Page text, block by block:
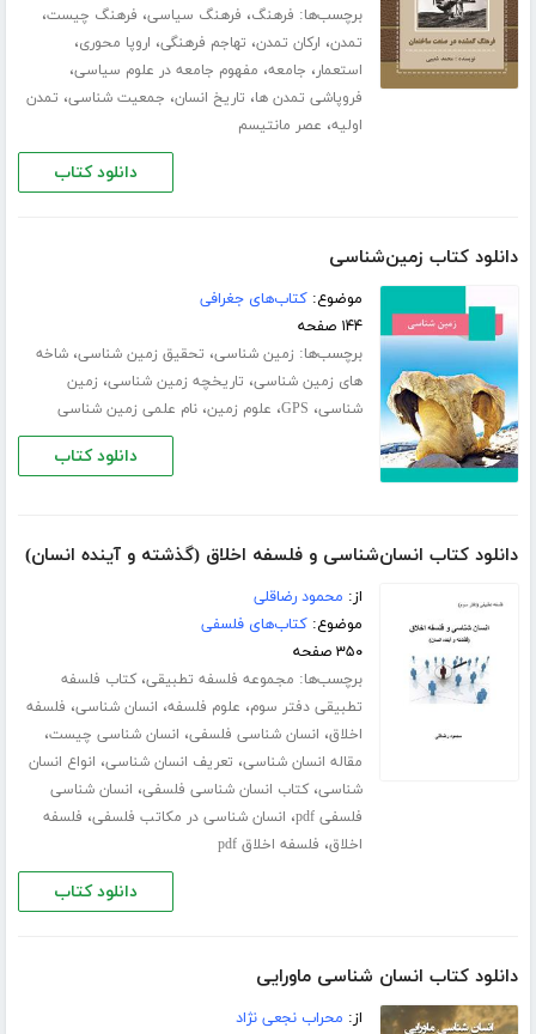
برچسب‌ها: فرهنگ، فرهنگ سیاسی، فرهنگ چیست،
تمدن، ارکان تمدن، تهاجم فرهنگی، اروپا محوری،
استعمار، جامعه، مفهوم جامعه در علوم سیاسی،
فروپاشی تمدن ها، تاریخ انسان، جمعیت شناسی، تمدن
اولیه، عصر مانتیسم
دانلود کتاب
دانلود کتاب زمین‌شناسی
موضوع:کتاب‌های جغرافی
۱۴۴ صفحه
برچسب‌ها: زمین شناسی، تحقیق زمین شناسی،شاخه
های زمین شناسی، تاریخچه زمین شناسی، زمین
شناسی، GPS، علوم زمین،نام علمی زمین شناسی
دانلود کتاب
دانلود کتاب انسان‌شناسی و فلسفه اخلاق (گذشته و آینده انسان)
از: محمود رضاقلی
موضوع:کتاب‌های فلسفی
۳۵۰ صفحه
برچسب‌ها: مجموعه فلسفه تطبیقی،کتاب فلسفه
تطبیقی دفتر سوم، علوم فلسفه، انسان شناسی، فلسفه
اخلاق، انسان شناسی فلسفی، انسان شناسی چیست،
مقاله انسان شناسی، تعریف انسان شناسی، انواع انسان
شناسی،کتاب انسان شناسی فلسفی، انسان شناسی
فلسفی pdf
، انسان شناسی در مکاتب فلسفی، فلسفه
اخلاق، فلسفه اخلاق pdf
دانلود کتاب
دانلود کتاب انسان شناسی ماورایی
از: محراب نجعی نژاد